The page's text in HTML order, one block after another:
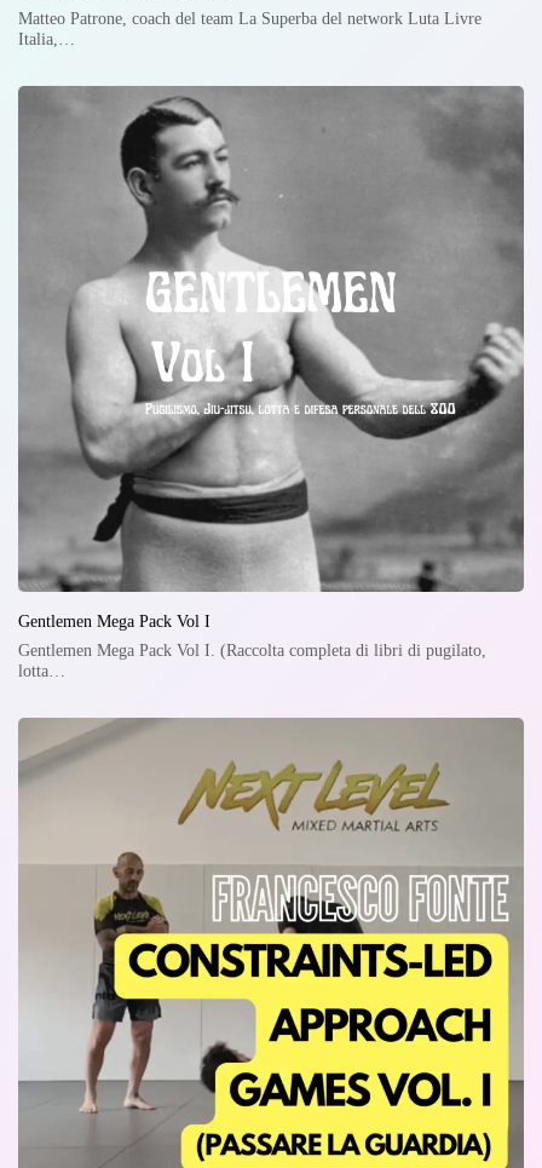
Matteo Patrone, coach del team La Superba del network Luta Livre
Italia,…
Gentlemen Mega Pack Vol I
Gentlemen Mega Pack Vol I. (Raccolta completa di libri di pugilato,
lotta…